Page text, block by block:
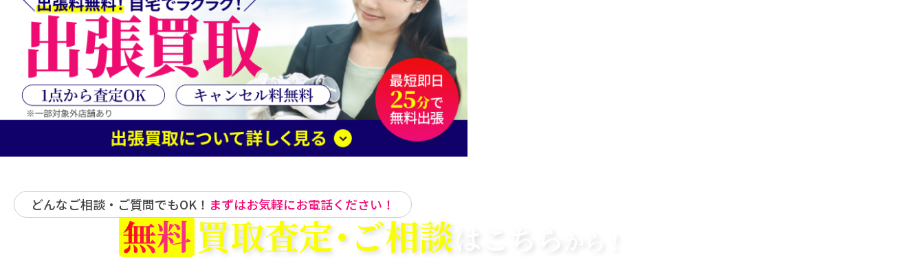
どんなご相談・ご質問でもOK！ まずはお気軽にお電話ください！
無料買取査定･ご相談はこちら